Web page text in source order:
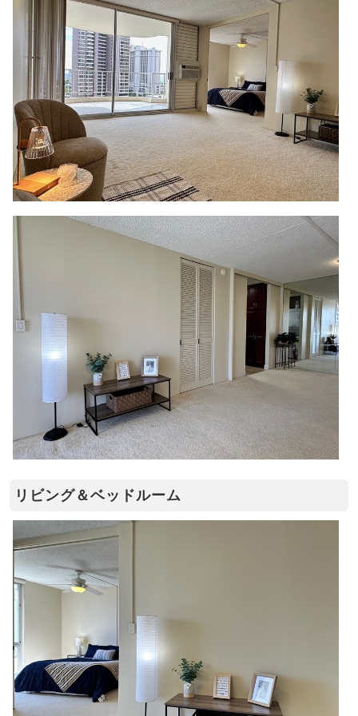
リビング＆ベッドルーム